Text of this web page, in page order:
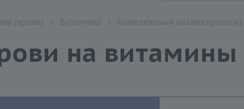
на витамины